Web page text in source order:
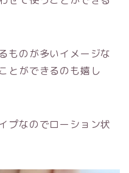
ものが多いイメージな
とができるのも嬉し
プなのでローション状